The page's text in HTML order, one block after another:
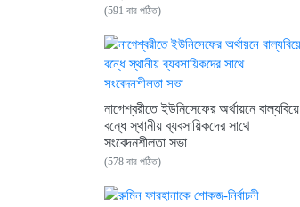
(591 বার পঠিত)
নাগেশ্বরীতে ইউনিসেফের অর্থায়নে বাল্যবিয়ে
বন্ধে স্থানীয় ব্যবসায়িকদের সাথে
সংবেদনশীলতা সভা
(578 বার পঠিত)